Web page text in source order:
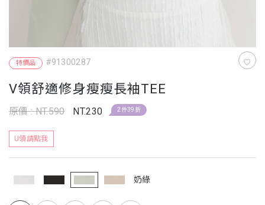
特價品 #91300287
V領舒適修身瘦瘦長袖TEE
原價 : NT.590 NT.230 2件39折
U領請點我
奶綠